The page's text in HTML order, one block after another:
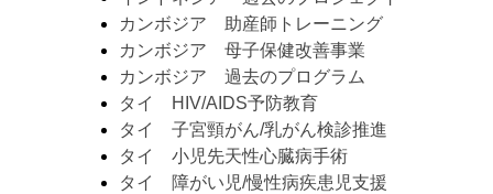
カンボジア 助産師トレーニング
カンボジア 母子保健改善事業
カンボジア 過去のプログラム
タイ HIV/AIDS予防教育
タイ 子宮頸がん/乳がん検診推進
タイ 小児先天性心臓病手術
タイ 障がい児/慢性病疾患児支援